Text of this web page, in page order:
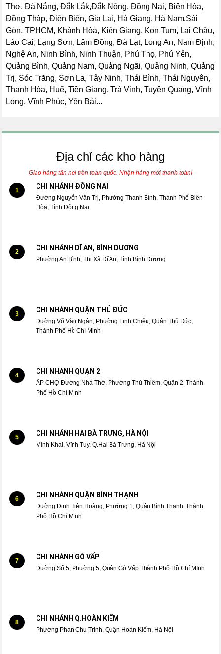
Thơ, Đà Nẵng, Đắk Lắk,Đắk Nông, Đồng Nai, Biên Hòa,
Đồng Tháp, Điện Biên, Gia Lai, Hà Giang, Hà Nam,Sài
Gòn, TPHCM, Khánh Hòa, Kiên Giang, Kon Tum, Lai Châu,
Lào Cai, Lạng Sơn, Lâm Đồng, Đà Lạt, Long An, Nam Định,
Nghệ An, Ninh Bình, Ninh Thuận, Phú Thọ, Phú Yên,
Quảng Bình, Quảng Nam, Quảng Ngãi, Quảng Ninh, Quảng
Trị, Sóc Trăng, Sơn La, Tây Ninh, Thái Bình, Thái Nguyên,
Thanh Hóa, Huế, Tiền Giang, Trà Vinh, Tuyên Quang, Vĩnh
Long, Vĩnh Phúc, Yên Bái...
Địa chỉ các kho hàng
Giao hàng tận nơi trên toàn quốc. Nhận hàng mới thanh toán!
1 CHI NHÁNH ĐỒNG NAI
Đường Nguyễn Văn Trị, Phường Thanh Bình, Thành Phố Biên
Hòa, Tỉnh Đồng Nai
2 CHI NHÁNH DĨ AN, BÌNH DƯƠNG
Phường An Bình, Thị Xã Dĩ An, Tỉnh Bình Dương
3 CHI NHÁNH QUẬN THỦ ĐỨC
Đường Võ Văn Ngân, Phường Linh Chiểu, Quận Thủ Đức,
Thành Phố Hồ Chí Minh
4 CHI NHÁNH QUẬN 2
ẤP CHỢ Đường Nhà Thờ, Phường Thủ Thiêm, Quận 2, Thành
Phố Hồ Chí Minh
5 CHI NHÁNH HAI BÀ TRƯNG, HÀ NỘI
Minh Khai, Vĩnh Tuy, Q.Hai Bà Trưng, Hà Nội
6 CHI NHÁNH QUẬN BÌNH THẠNH
Đường Đinh Tiên Hoàng, Phường 1, Quận Bình Thạnh, Thành
Phố Hồ Chí Minh
7 CHI NHÁNH GÒ VẤP
Đường Số 5, Phường 5, Quận Gò Vấp Thành Phố Hồ Chí MInh
8 CHI NHÁNH Q.HOÀN KIẾM
Phường Phan Chu Trinh, Quận Hoàn Kiếm, Hà Nội